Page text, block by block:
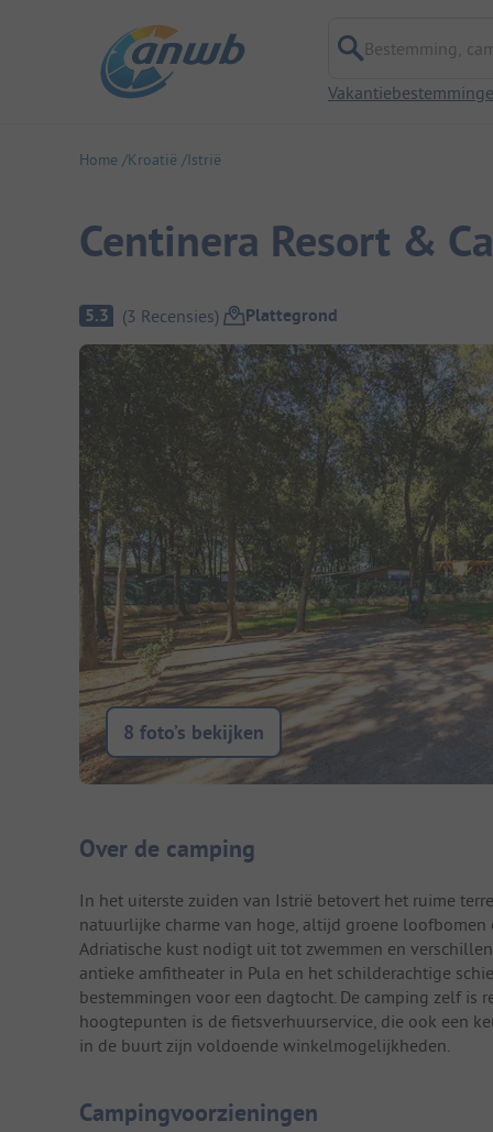
Bestemming,
Home Kroatië Istrië
Centinera Resort &
Camping overzicht
5.3 (3 Recensies) Plattegrond
8 foto’s bekijken
Camping introductie
Over de camping
In het uiterste zuiden van Istrië betovert het ruime
natuurlijke charme van hoge, altijd groene
Adriatische kust nodigt uit tot zwemmen en
antieke amfitheater in Pula en het schilderachtige
bestemmingen voor een dagtocht. De camping zelf is
hoogtepunten is de fietsverhuurservice, die ook een
in de buurt zijn voldoende winkelmogelijkheden.
Campingvoorzieningen